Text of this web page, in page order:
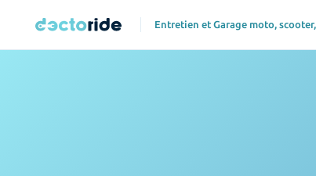
Entretien et Garage moto,